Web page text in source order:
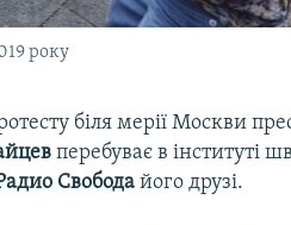
року
біля мерії Москви
перебуває в інституті
Свобода його друзі.